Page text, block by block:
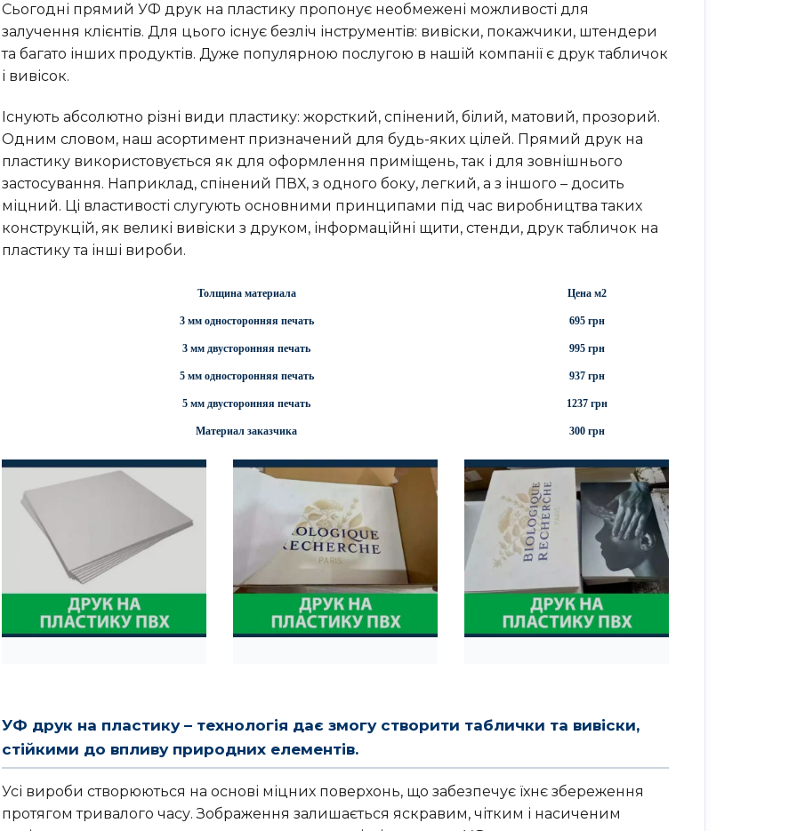
Сьогодні прямий УФ друк на пластику пропонує необмежені можливості для
залучення клієнтів. Для цього існує безліч інструментів: вивіски, покажчики, штендери
та багато інших продуктів. Дуже популярною послугою в нашій компанії є друк табличок
і вивісок.
Існують абсолютно різні види пластику: жорсткий, спінений, білий, матовий, прозорий.
Одним словом, наш асортимент призначений для будь-яких цілей. Прямий друк на
пластику використовується як для оформлення приміщень, так і для зовнішнього
застосування. Наприклад, спінений ПВХ, з одного боку, легкий, а з іншого – досить
міцний. Ці властивості слугують основними принципами під час виробництва таких
конструкцій, як великі вивіски з друком, інформаційні щити, стенди, друк табличок на
пластику та інші вироби.
Толщина материала Цена м2
3 мм односторонняя печать 695 грн
3 мм двусторонняя печать 995 грн
5 мм односторонняя печать 937 грн
5 мм двусторонняя печать 1237 грн
Материал заказчика 300 грн
УФ друк на пластику – технологія дає змогу створити таблички та вивіски,
стійкими до впливу природних елементів.
Усі вироби створюються на основі міцних поверхонь, що забезпечує їхнє збереження
протягом тривалого часу. Зображення залишається яскравим, чітким і насиченим